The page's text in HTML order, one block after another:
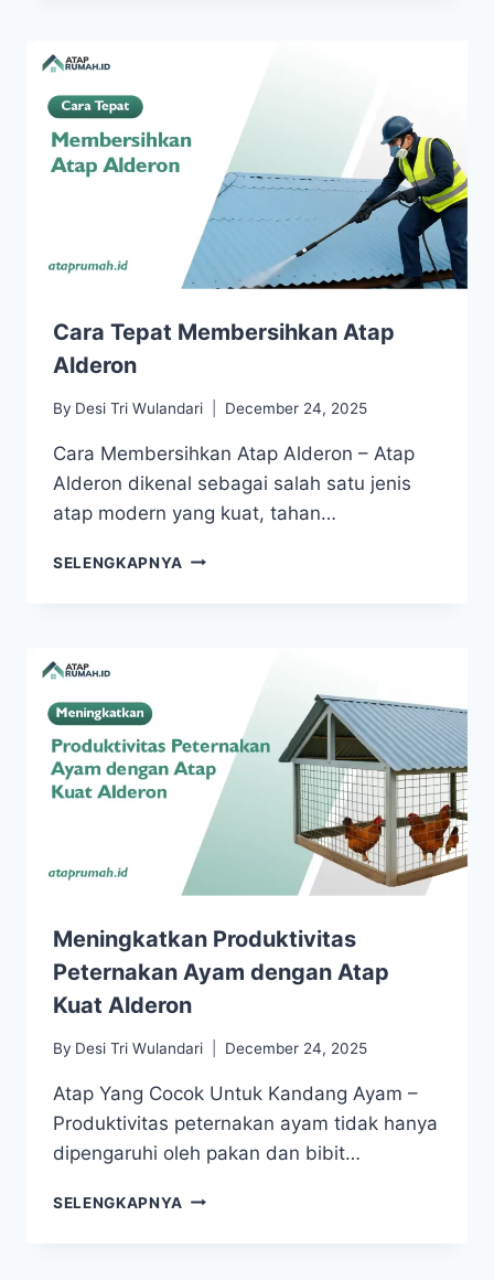
Cara Tepat Membersihkan Atap
Alderon
By Desi Tri Wulandari December 24, 2025
Cara Membersihkan Atap Alderon – Atap
Alderon dikenal sebagai salah satu jenis
atap modern yang kuat, tahan…
SELENGKAPNYA
Meningkatkan Produktivitas
Peternakan Ayam dengan Atap
Kuat Alderon
By Desi Tri Wulandari December 24, 2025
Atap Yang Cocok Untuk Kandang Ayam –
Produktivitas peternakan ayam tidak hanya
dipengaruhi oleh pakan dan bibit…
SELENGKAPNYA